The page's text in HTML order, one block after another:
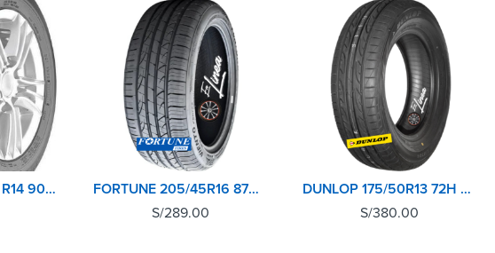
LLANTAS P195/70 R14 90T HTR T4 M+S SUMITOMO
FORTUNE 205/45R16 87W UHP VIENTO
S/289.00
DUNLOP 175/50R13 72H SP SPORT LM704 TH
S/380.00